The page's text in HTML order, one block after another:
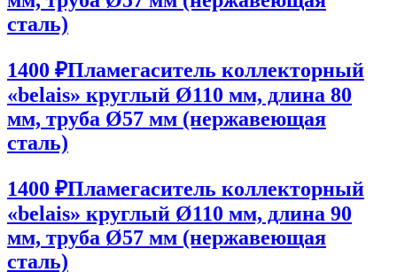
сталь)
1400 ₽Пламегаситель коллекторный
«belais» круглый Ø110 мм, длина 80
мм, труба Ø57 мм (нержавеющая
сталь)
1400 ₽Пламегаситель коллекторный
«belais» круглый Ø110 мм, длина 90
мм, труба Ø57 мм (нержавеющая
сталь)